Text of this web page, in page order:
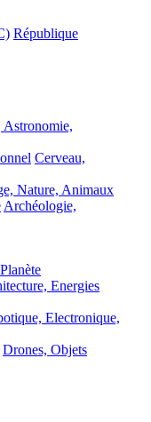
République
Astronomie,
Cerveau,
Nature, Animaux
Archéologie,
Energies
Electronique,
Drones, Objets